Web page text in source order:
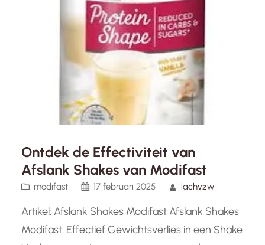
kiezen voor Modifast als hulpmiddel bij het
Ontdek de Effectiviteit van
Afslank Shakes van Modifast
modifast 17 februari 2025 lachvzw
Artikel: Afslank Shakes Modifast Afslank Shakes
Modifast: Effectief Gewichtsverlies in een Shake